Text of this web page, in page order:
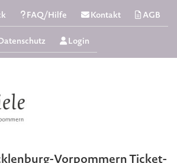
FAQ/Hilfe Kontakt AGB
Login